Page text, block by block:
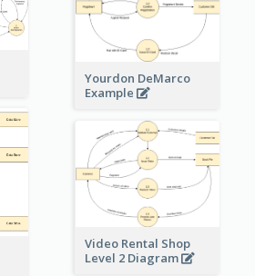
Yourdon DeMarco
Example
Video Rental Shop
Level 2 Diagram